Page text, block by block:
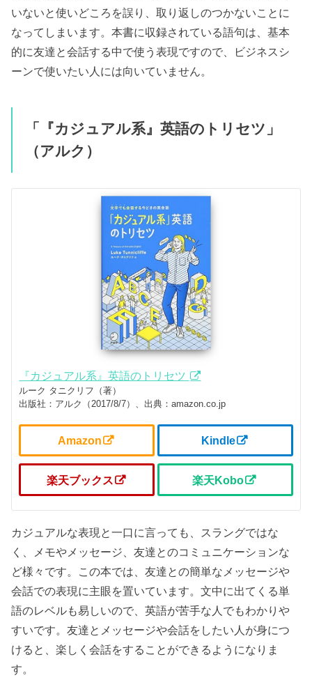
いないと使いどころを誤り、取り返しのつかないことに
なってしまいます。本書に収録されている語句は、基本
的に友達と会話する中で使う表現ですので、ビジネスシ
ーンで使いたい人には向いていません。
「『カジュアル系』英語のトリセツ」
（アルク）
『カジュアル系』英語のトリセツ
ルーク タニクリフ（著）
出版社：アルク（2017/8/7）、出典：amazon.co.jp
Amazon Kindle
楽天ブックス 楽天Kobo
カジュアルな表現と一口に言っても、スラングではな
く、メモやメッセージ、友達とのコミュニケーションな
ど様々です。この本では、友達との簡単なメッセージや
会話での表現に主眼を置いています。文中に出てくる単
語のレベルも易しいので、英語が苦手な人でもわかりや
すいです。友達とメッセージや会話をしたい人が身につ
けると、楽しく会話をすることができるようになりま
す。